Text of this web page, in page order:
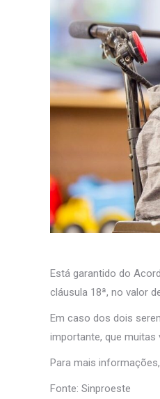
Está garantido do
cláusula 18ª, no valor
Em caso dos dois
importante, que
Para mais
Fonte: Sinproeste